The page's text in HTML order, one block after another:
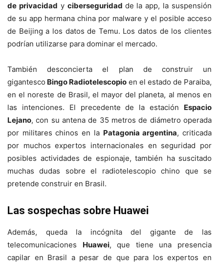
de privacidad y ciberseguridad de la app, la suspensión
de su app hermana china por malware y el posible acceso
de Beijing a los datos de Temu. Los datos de los clientes
podrían utilizarse para dominar el mercado.
También desconcierta el plan de construir un
gigantesco Bingo Radiotelescopio en el estado de Paraiba,
en el noreste de Brasil, el mayor del planeta, al menos en
las intenciones. El precedente de la estación Espacio
Lejano, con su antena de 35 metros de diámetro operada
por militares chinos en la Patagonia argentina, criticada
por muchos expertos internacionales en seguridad por
posibles actividades de espionaje, también ha suscitado
muchas dudas sobre el radiotelescopio chino que se
pretende construir en Brasil.
Las sospechas sobre Huawei
Además, queda la incógnita del gigante de las
telecomunicaciones Huawei, que tiene una presencia
capilar en Brasil a pesar de que para los expertos en